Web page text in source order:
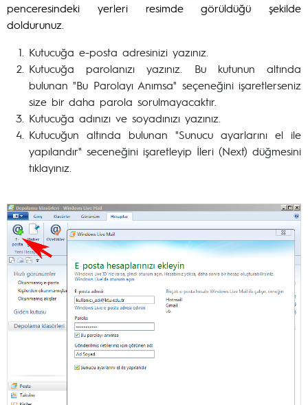
penceresindeki yerleri resimde görüldüğü şekilde
doldurunuz.
Kutucuğa e-posta adresinizi yazınız.
Kutucuğa parolanızı yazınız. Bu kutunun altında
bulunan "Bu Parolayı Anımsa" seçeneğini işaretlerseniz
size bir daha parola sorulmayacaktır.
Kutucuğa adınızı ve soyadınızı yazınız.
Kutucuğun altında bulunan "Sunucu ayarlarını el ile
yapılandır" seceneğini işaretleyip İleri (Next) düğmesini
tıklayınız.